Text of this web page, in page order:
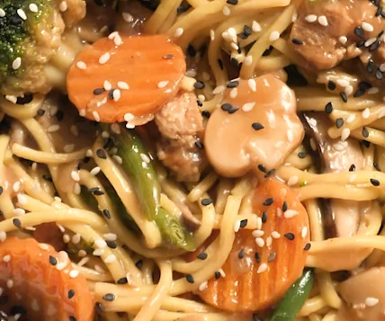
Entrevistas